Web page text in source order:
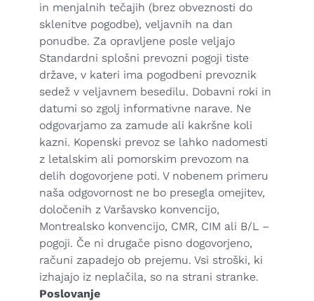
in menjalnih tečajih (brez obveznosti do
sklenitve pogodbe), veljavnih na dan
ponudbe. Za opravljene posle veljajo
Standardni splošni prevozni pogoji tiste
države, v kateri ima pogodbeni prevoznik
sedež v veljavnem besedilu. Dobavni roki in
datumi so zgolj informativne narave. Ne
odgovarjamo za zamude ali kakršne koli
kazni. Kopenski prevoz se lahko nadomesti
z letalskim ali pomorskim prevozom na
delih dogovorjene poti. V nobenem primeru
naša odgovornost ne bo presegla omejitev,
določenih z Varšavsko konvencijo,
Montrealsko konvencijo, CMR, CIM ali B/L –
pogoji. Če ni drugače pisno dogovorjeno,
računi zapadejo ob prejemu. Vsi stroški, ki
izhajajo iz neplačila, so na strani stranke.
Poslovanje